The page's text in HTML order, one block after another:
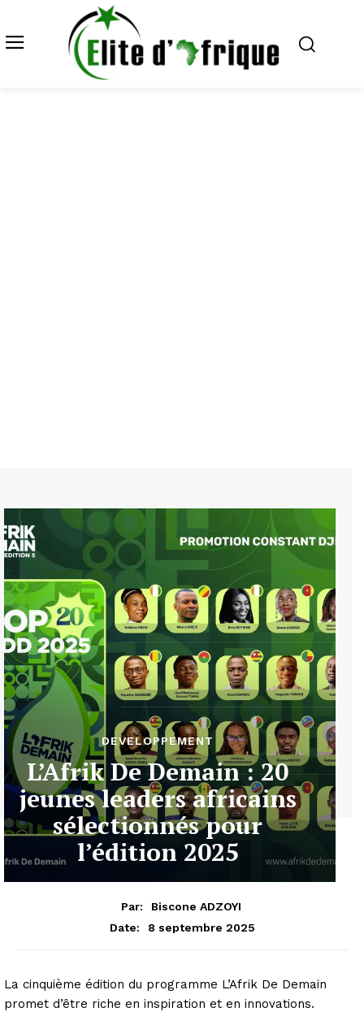
DEVELOPPEMENT
L’Afrik De Demain : 20
jeunes leaders africains
sélectionnés pour
l’édition 2025
Par:
Biscone ADZOYI
Date:
8 septembre 2025
La cinquième édition du programme L’Afrik De Demain
promet d’être riche en inspiration et en innovations.